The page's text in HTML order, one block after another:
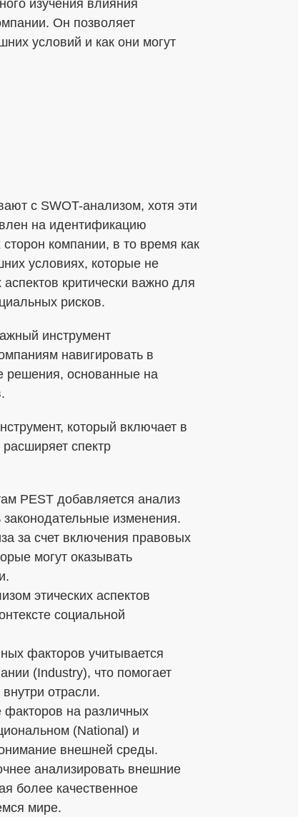
ПДн
изучения влияния
Он позволяет
условий и как они могут
с SWOT-анализом, хотя эти
на идентификацию
компании, в то время как
условиях, которые не
критически важно для
рисков.
инструмент
навигировать в
решения, основанные на
который включает в
спектр
PEST добавляется анализ
изменения.
за счет включения правовых
могут оказывать
этических аспектов
социальной
факторов учитывается
(Industry), что помогает
отрасли.
факторов на различных
(National) и
внешней среды.
анализировать внешние
более качественное
мире.